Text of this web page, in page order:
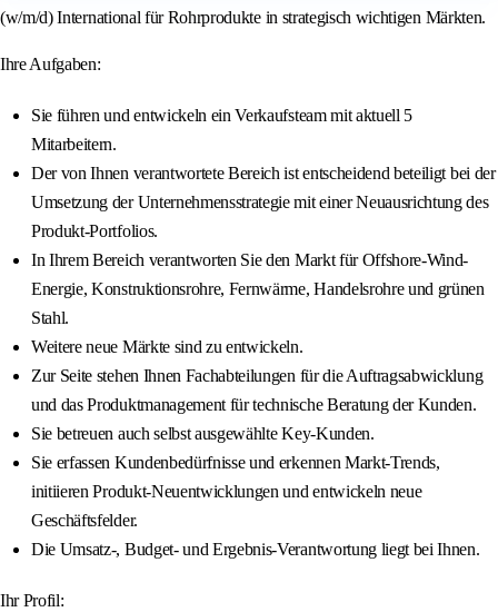
(w/m/d) International für Rohrprodukte in strategisch wichtigen Märkten.
Ihre Aufgaben:
Sie führen und entwickeln ein Verkaufsteam mit aktuell 5
Mitarbeitern.
Der von Ihnen verantwortete Bereich ist entscheidend beteiligt bei der
Umsetzung der Unternehmensstrategie mit einer Neuausrichtung des
Produkt-Portfolios.
In Ihrem Bereich verantworten Sie den Markt für Offshore-Wind-
Energie, Konstruktionsrohre, Fernwärme, Handelsrohre und grünen
Stahl.
Weitere neue Märkte sind zu entwickeln.
Zur Seite stehen Ihnen Fachabteilungen für die Auftragsabwicklung
und das Produktmanagement für technische Beratung der Kunden.
Sie betreuen auch selbst ausgewählte Key-Kunden.
Sie erfassen Kundenbedürfnisse und erkennen Markt-Trends,
initiieren Produkt-Neuentwicklungen und entwickeln neue
Geschäftsfelder.
Die Umsatz-, Budget- und Ergebnis-Verantwortung liegt bei Ihnen.
Ihr Profil: